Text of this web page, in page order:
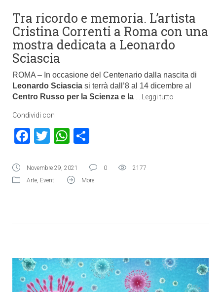
Tra ricordo e memoria. L’artista
Cristina Correnti a Roma con una
mostra dedicata a Leonardo
Sciascia
ROMA – In occasione del Centenario dalla nascita di
Leonardo Sciascia si terrà dall’8 al 14 dicembre al
Centro Russo per la Scienza e la
Leggi tutto
Condividi con
Facebook
TwitterWhatsApp
Novembre 29, 2021 0
2177
Arte, Eventi More